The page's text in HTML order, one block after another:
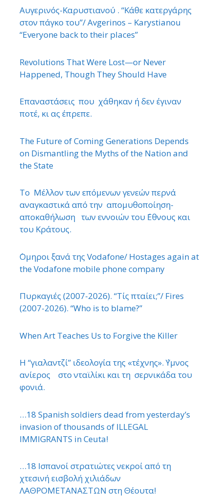
Αυγερινός-Καρυστιανού . “Κάθε κατεργάρης
στον πάγκο του”/ Avgerinos – Karystianou
“Εveryone back to their places”
Revolutions That Were Lost—or Never
Happened, Though They Should Have
Επαναστάσεις που χάθηκαν ή δεν έγιναν
ποτέ, κι ας έπρεπε.
The Future of Coming Generations Depends
on Dismantling the Myths of the Nation and
the State
Το Μέλλον των επόμενων γενεών περνά
αναγκαστικά από την απομυθοποίηση-
αποκαθήλωση των εννοιών του ΄Εθνους και
του Κράτους.
΄Ομηροι ξανά της Vodafone/ Hostages again at
the Vodafone mobile phone company
Πυρκαγιές (2007-2026). “Τίς πταίει;”/ Fires
(2007-2026). “Who is to blame?”
When Art Teaches Us to Forgive the Killer
Η “γιαλαντζί” ιδεολογία της «τέχνης». ΄Υμνος
ανίερος στο νταϊλίκι και τη σερνικάδα του
φονιά.
…18 Spanish soldiers dead from yesterday’s
invasion of thousands of ILLEGAL
IMMIGRANTS in Ceuta!
…18 Ισπανοί στρατιώτες νεκροί από τη
χτεσινή εισβολή χιλιάδων
ΛΑΘΡΟΜΕΤΑΝΑΣΤΩΝ στη Θέουτα!